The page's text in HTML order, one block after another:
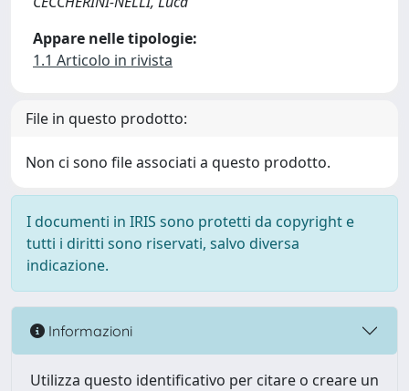
Appare nelle tipologie:
1.1 Articolo in rivista
File in questo prodotto:
Non ci sono file associati a questo prodotto.
I documenti in IRIS sono protetti da copyright e
tutti i diritti sono riservati, salvo diversa
indicazione.
Informazioni
Utilizza questo identificativo per citare o creare un